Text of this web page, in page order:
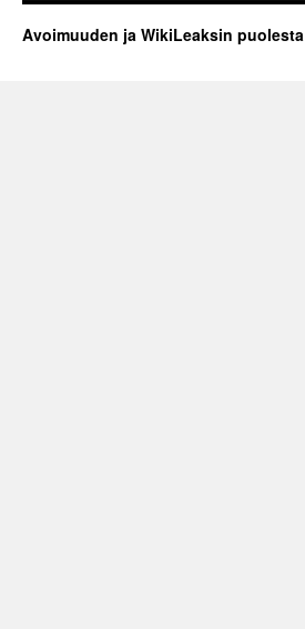
Avoimuuden ja WikiLeaksin puolesta